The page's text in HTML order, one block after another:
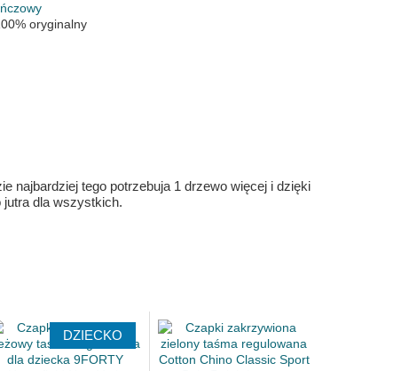
oryginalny
najbardziej tego potrzebuja 1 drzewo więcej i dzięki
jutra dla wszystkich.
DZIECKO